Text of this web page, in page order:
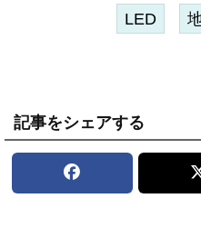
LED
記事をシェアする